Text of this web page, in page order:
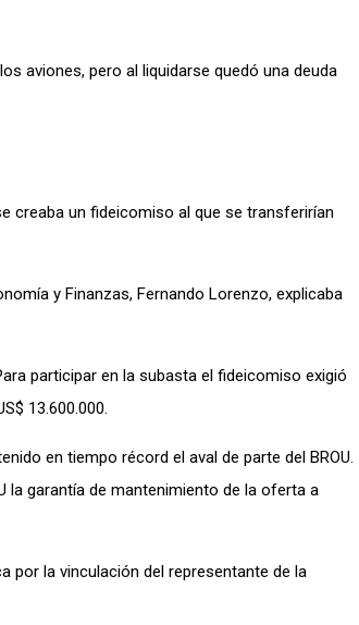
aviones, pero al liquidarse quedó una deuda
creaba un fideicomiso al que se transferirían
y Finanzas, Fernando Lorenzo, explicaba
participar en la subasta el fideicomiso exigió
13.600.000.
en tiempo récord el aval de parte del BROU.
la garantía de mantenimiento de la oferta a
por la vinculación del representante de la